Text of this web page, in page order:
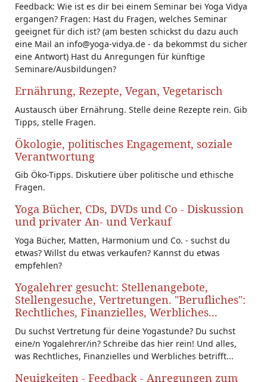
Feedback: Wie ist es dir bei einem Seminar bei Yoga Vidya
ergangen? Fragen: Hast du Fragen, welches Seminar
geeignet für dich ist? (am besten schickst du dazu auch
eine Mail an info@yoga-vidya.de - da bekommst du sicher
eine Antwort) Hast du Anregungen für künftige
Seminare/Ausbildungen?
Ernährung, Rezepte, Vegan, Vegetarisch
Austausch über Ernährung. Stelle deine Rezepte rein. Gib
Tipps, stelle Fragen.
Ökologie, politisches Engagement, soziale
Verantwortung
Gib Öko-Tipps. Diskutiere über politische und ethische
Fragen.
Yoga Bücher, CDs, DVDs und Co - Diskussion
und privater An- und Verkauf
Yoga Bücher, Matten, Harmonium und Co. - suchst du
etwas? Willst du etwas verkaufen? Kannst du etwas
empfehlen?
Yogalehrer gesucht: Stellenangebote,
Stellengesuche, Vertretungen. "Berufliches":
Rechtliches, Finanzielles, Werbliches...
Du suchst Vertretung für deine Yogastunde? Du suchst
eine/n Yogalehrer/in? Schreibe das hier rein! Und alles,
was Rechtliches, Finanzielles und Werbliches betrifft...
Neuigkeiten - Feedback - Anregungen zum